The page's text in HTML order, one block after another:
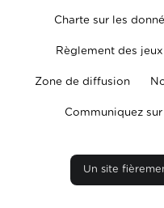
Charte sur les
Règlement des jeux
Zone de diffusion
Communiquez
Un site